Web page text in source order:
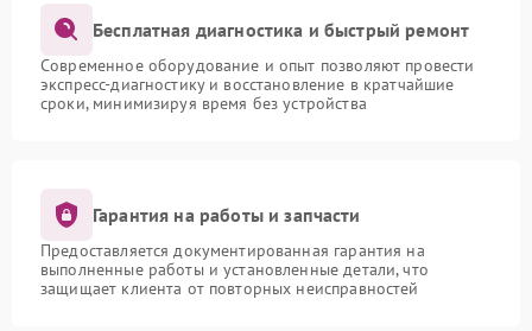
Бесплатная диагностика и быстрый ремонт
Современное оборудование и опыт позволяют провести
экспресс-диагностику и восстановление в кратчайшие
сроки, минимизируя время без устройства
Гарантия на работы и запчасти
Предоставляется документированная гарантия на
выполненные работы и установленные детали, что
защищает клиента от повторных неисправностей